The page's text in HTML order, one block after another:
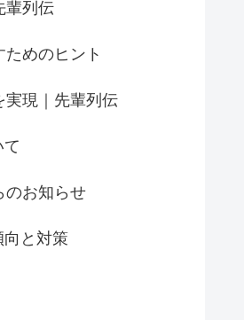
輩列伝
めのヒント
実現｜先輩列伝
て
のお知らせ
向と対策